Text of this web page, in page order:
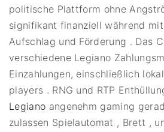
politische Plattform ohne
signifikant finanziell während
Aufschlag und Förderung . Das
verschiedene Legiano
Einzahlungen, einschließlich
players . RNG und RTP
Legiano angenehm gaming
zulassen Spielautomat , Brett ,